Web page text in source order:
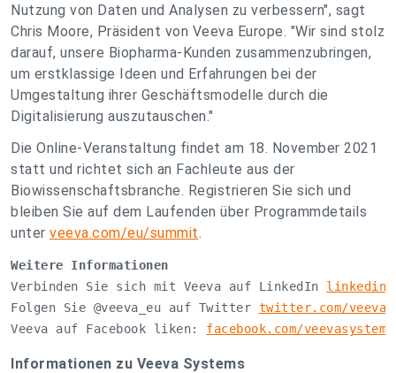
Nutzung von Daten und Analysen zu verbessern", sagt
Chris Moore, Präsident von Veeva Europe. "Wir sind stolz
darauf, unsere Biopharma-Kunden zusammenzubringen,
um erstklassige Ideen und Erfahrungen bei der
Umgestaltung ihrer Geschäftsmodelle durch die
Digitalisierung auszutauschen."
Die Online-Veranstaltung findet am 18. November 2021
statt und richtet sich an Fachleute aus der
Biowissenschaftsbranche. Registrieren Sie sich und
bleiben Sie auf dem Laufenden über Programmdetails
unter veeva.com/eu/summit.
Weitere Informationen
Verbinden Sie sich mit Veeva auf LinkedIn
Folgen Sie @veeva_eu auf Twitter twitter.com/
Veeva auf Facebook liken: facebook.com/veevasystems
Informationen zu Veeva Systems